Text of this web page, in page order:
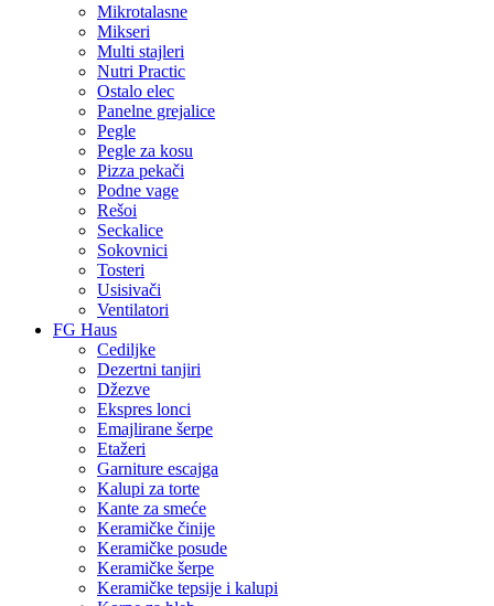
Mikrotalasne
Mikseri
Multi stajleri
Nutri Practic
Ostalo elec
Panelne grejalice
Pegle
Pegle za kosu
Pizza pekači
Podne vage
Rešoi
Seckalice
Sokovnici
Tosteri
Usisivači
Ventilatori
FG Haus
Cediljke
Dezertni tanjiri
Džezve
Ekspres lonci
Emajlirane šerpe
Etažeri
Garniture escajga
Kalupi za torte
Kante za smeće
Keramičke činije
Keramičke posude
Keramičke šerpe
Keramičke tepsije i kalupi